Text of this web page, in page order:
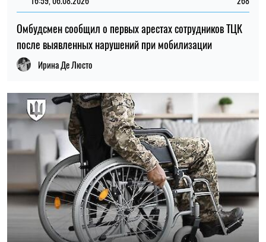
11:59, 06.08.2026
одной группы недостаточно для защиты от призыва
Ирина Де Люсто